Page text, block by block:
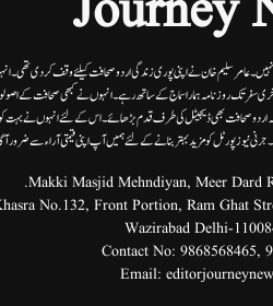
نہیں۔عامرسلیم خان نے اپنی پوری زندگی اردوصحافت کیلئے وقف کردی
تک روزنامہ ہمارا سماج کے ساتھ رہے۔ انہوں نے کبھی صحافت کے
اردو صحافت بھی ڈیجیٹل کی طرف قدم بڑھائے۔ اس کے لئے انہوں نے
پورٹل کو مزید بہتر بنانے کے لئے ہمیں آپ اپنی قیمتی آراء سے ضرور
Makki Masjid Mehndiyan, Meer Dard
Wazirabad Delhi-
Contact No: 9868568465,
Email: